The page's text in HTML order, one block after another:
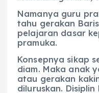
Namanya guru
tahu gerakan
pelajaran dasar
pramuka.
Konsepnya sikap
diam. Maka anak
atau gerakan
diluruskan.